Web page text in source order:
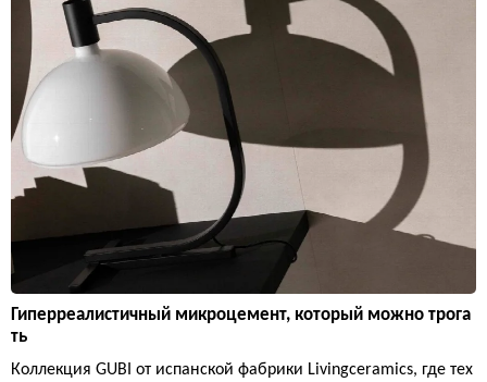
Гиперреалистичный микроцемент, который можно трога
ть
Коллекция GUBI от испанской фабрики Livingceramics, где тех